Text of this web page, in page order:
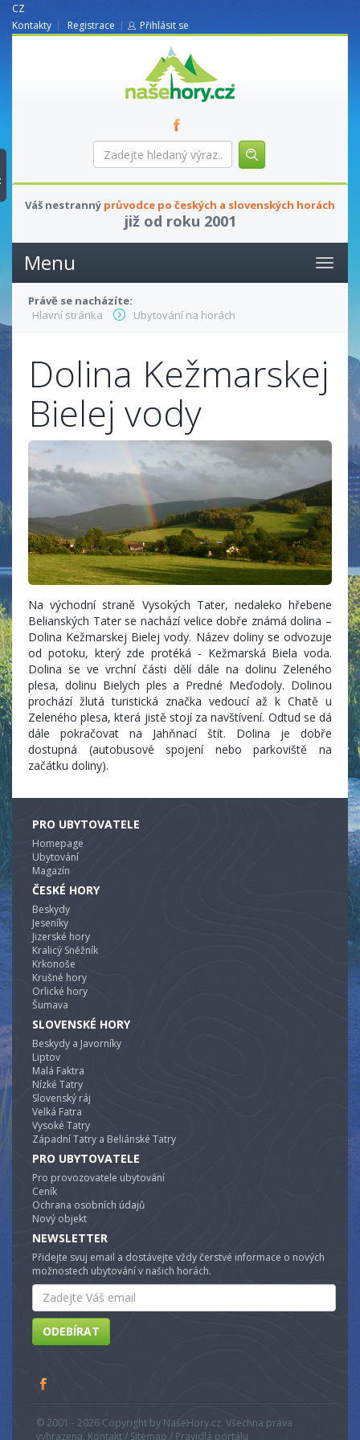
CZ
Kontakty
Registrace Přihlásit se
nasehory.cz
Zadejte
hledaný
Váš nestranný průvodce po českých a slovenských horách
již od roku 2001
Menu
Právě se nacházíte:
Hlavní stránka
Ubytování na horách
Dolina Kežmarskej
Bielej vody
Na východní straně Vysokých Tater, nedaleko hřebene
Belianských Tater se nachází velice dobře známá dolina –
Dolina Kežmarskej Bielej vody. Název doliny se odvozuje
od potoku, který zde protéká - Kežmarská Biela voda.
Dolina se ve vrchní části dělí dále na dolinu Zeleného
plesa, dolinu Bielych ples a Predné Meďodoly. Dolinou
prochází žlutá turistická značka vedoucí až k Chatě u
Zeleného plesa, která jistě stojí za navštívení. Odtud se dá
dále pokračovat na Jahňnací štít. Dolina je dobře
dostupná (autobusové spojení nebo parkoviště na
začátku doliny).
PRO UBYTOVATELE
Homepage
Ubytování
Magazín
ČESKÉ HORY
Beskydy
Jeseníky
Jizerské hory
Kralicý Sněžník
Krkonoše
Krušné hory
Orlické hory
Šumava
SLOVENSKÉ HORY
Beskydy a Javorníky
Liptov
Malá Faktra
Nízké Tatry
Slovenský ráj
Velká Fatra
Vysoké Tatry
Západní Tatry a Beliánské Tatry
PRO UBYTOVATELE
Pro provozovatele ubytování
Ceník
Ochrana osobních údajů
Nový objekt
NEWSLETTER
Přidejte svuj email a dostávejte vždy čerstvé informace o nových
možnostech ubytování v našich horách.
Email
ODEBÍRAT
© 2001 - 2026 Copyright by NašeHory.cz. Všechna práva
vyhrazena. Kontakt / Sitemap / Pravidlá portálu